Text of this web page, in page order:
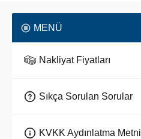
MENÜ
Nakliyat Fiyatları
Sıkça Sorulan Sorular
KVKK Aydınlatma Metni